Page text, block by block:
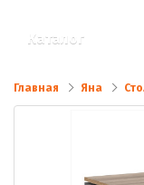
Каталог
Главная Яна